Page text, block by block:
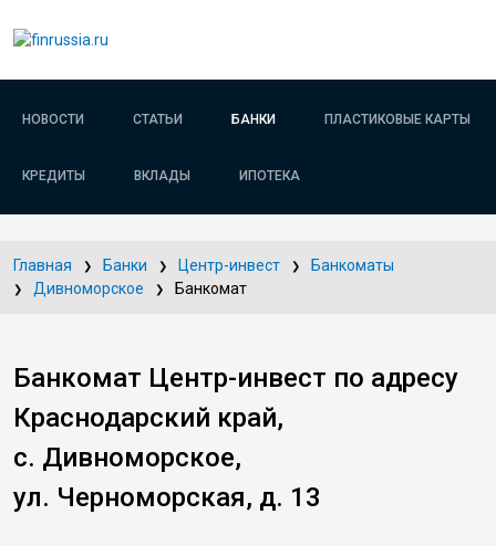
НОВОСТИ СТАТЬИ БАНКИ ПЛАСТИКОВЫЕ КАРТЫ
КРЕДИТЫ ВКЛАДЫ ИПОТЕКА
Главная Банки Центр-инвест
Банкоматы
Дивноморское
Банкомат
Банкомат Центр-инвест по адресу
Краснодарский край,
с. Дивноморское,
ул. Черноморская, д. 13